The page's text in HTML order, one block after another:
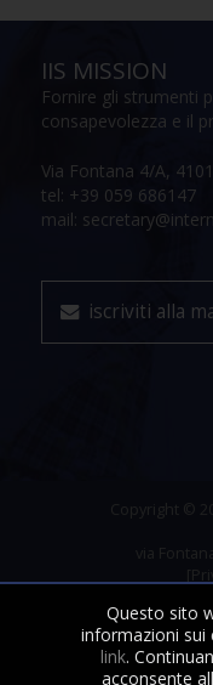
IIS MISSION
Fornire gli strumenti
consapevolezza e il
Via Fontana 4/A,
tel: +39 059 686147
mail:
iscriviti alla
Copyright ©
via
Questo sito
informazioni sui
link.
acconsente